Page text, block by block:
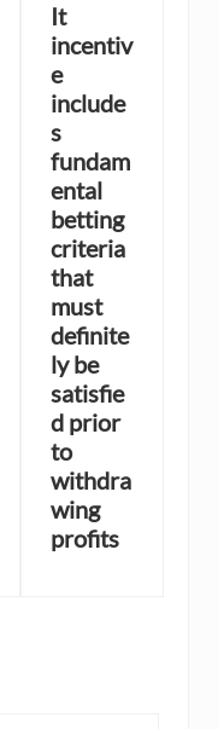
It
incentiv
e
include
s
fundam
ental
betting
criteria
that
must
definite
ly be
satisfie
d prior
to
withdra
wing
profits